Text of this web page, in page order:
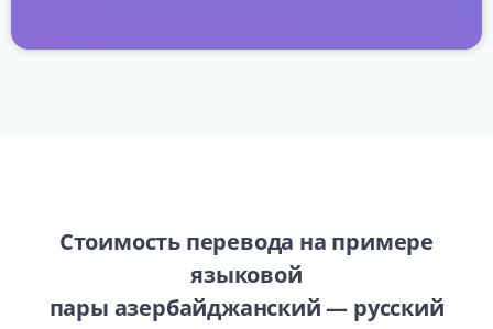
Стоимость перевода на примере
языковой
пары азербайджанский — русский